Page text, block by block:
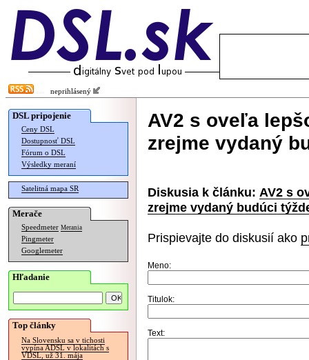
neprihlásený
DSL pripojenie
Ceny DSL
Dostupnosť DSL
Fórum o DSL
Výsledky meraní
Satelitná mapa SR
Merače
Speedmeter Merania
Pingmeter
Googlemeter
Hľadanie
Top články
Na Slovensku sa v tichosti
vypína ADSL v lokalitách s
VDSL, už 31. mája
AV2 s oveľa
zrejme vydaný
Diskusia k článku: AV2 s
zrejme vydaný budúci
Prispievajte do diskusií ako
Meno:
Titulok:
Text: